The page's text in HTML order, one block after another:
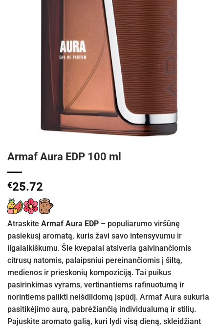
Armaf Aura EDP 100 ml
€25.72
Atraskite Armaf Aura EDP – populiarumo viršūnę
pasiekusį aromatą, kuris žavi savo intensyvumu ir
ilgalaikiškumu. Šie kvepalai atsiveria gaivinančiomis
citrusų natomis, palaipsniui pereinančiomis į šiltą,
medienos ir prieskonių kompoziciją. Tai puikus
pasirinkimas vyrams, vertinantiems rafinuotumą ir
norintiems palikti neišdildomą įspūdį. Armaf Aura sukuria
pasitikėjimo aurą, pabrėžiančią individualumą ir stilių.
Pajuskite aromato galią, kuri lydi visą dieną, skleidžiant